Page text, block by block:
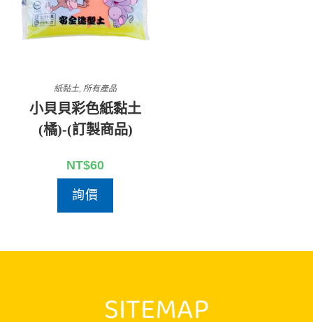
紙黏土, 所有產品
小貝貝彩色紙黏土
(橘)-(訂製商品)
NT$60
詢價
SITEMAP